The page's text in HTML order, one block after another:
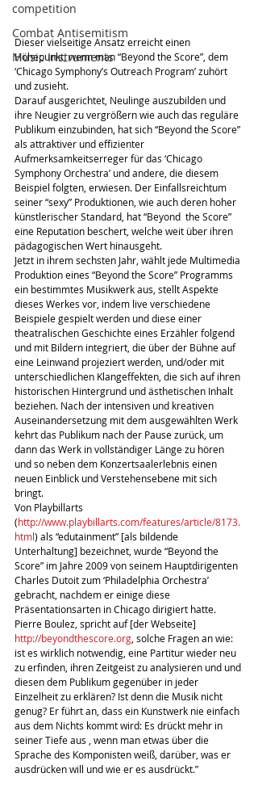
competition
Combat Antisemitism
Music Instruments
Dieser vielseitige Ansatz erreicht einen
Höhepunkt, wenn man “Beyond the Score”, dem
‘Chicago Symphony’s Outreach Program’ zuhört
und zusieht.
Darauf ausgerichtet, Neulinge auszubilden und
ihre Neugier zu vergrößern wie auch das reguläre
Publikum einzubinden, hat sich “Beyond the Score”
als attraktiver und effizienter
Aufmerksamkeitserreger für das ‘Chicago
Symphony Orchestra’ und andere, die diesem
Beispiel folgten, erwiesen. Der Einfallsreichtum
seiner “sexy” Produktionen, wie auch deren hoher
künstlerischer Standard, hat “Beyond  the Score”
eine Reputation beschert, welche weit über ihren
pädagogischen Wert hinausgeht.
Jetzt in ihrem sechsten Jahr, wählt jede Multimedia
Produktion eines “Beyond the Score” Programms
ein bestimmtes Musikwerk aus, stellt Aspekte
dieses Werkes vor, indem live verschiedene
Beispiele gespielt werden und diese einer
theatralischen Geschichte eines Erzähler folgend
und mit Bildern integriert, die über der Bühne auf
eine Leinwand projeziert werden, und/oder mit
unterschiedlichen Klangeffekten, die sich auf ihren
historischen Hintergrund und ästhetischen Inhalt
beziehen. Nach der intensiven und kreativen
Auseinandersetzung mit dem ausgewählten Werk
kehrt das Publikum nach der Pause zurück, um
dann das Werk in vollständiger Länge zu hören
und so neben dem Konzertsaalerlebnis einen
neuen Einblick und Verstehensebene mit sich
bringt.
Von Playbillarts
(http://www.playbillarts.com/features/article/8173.
html) als “edutainment” [als bildende
Unterhaltung] bezeichnet, wurde “Beyond the
Score” im Jahre 2009 von seinem Hauptdirigenten
Charles Dutoit zum ‘Philadelphia Orchestra’
gebracht, nachdem er einige diese
Präsentationsarten in Chicago dirigiert hatte.
Pierre Boulez, spricht auf [der Webseite]
http://beyondthescore.org , solche Fragen an wie:
ist es wirklich notwendig, eine Partitur wieder neu
zu erfinden, ihren Zeitgeist zu analysieren und und
diesen dem Publikum gegenüber in jeder
Einzelheit zu erklären? Ist denn die Musik nicht
genug? Er führt an, dass ein Kunstwerk nie einfach
aus dem Nichts kommt wird: Es drückt mehr in
seiner Tiefe aus , wenn man etwas über die
Sprache des Komponisten weiß, darüber, was er
ausdrücken will und wie er es ausdrückt.”